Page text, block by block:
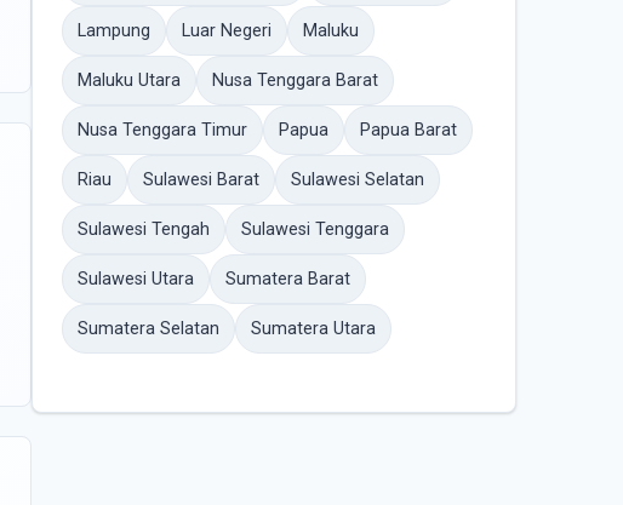
Lampung Luar Negeri Maluku
Maluku Utara Nusa Tenggara Barat
Nusa Tenggara Timur Papua Papua Barat
Riau Sulawesi Barat Sulawesi Selatan
Sulawesi Tengah Sulawesi Tenggara
Sulawesi Utara Sumatera Barat
Sumatera Selatan Sumatera Utara